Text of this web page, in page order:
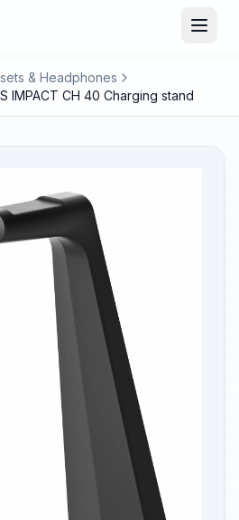
& Headphones
IMPACT CH 40 Charging stand